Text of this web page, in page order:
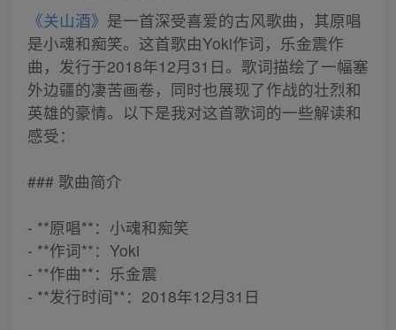
《关山酒》 是一首深受喜爱的古风歌曲，其原唱
是小魂和痴笑。这首歌由Yoki作词，乐金震作
曲，发行于2018年12月31日。歌词描绘了一幅塞
外边疆的凄苦画卷，同时也展现了作战的壮烈和
英雄的豪情。以下是我对这首歌词的一些解读和
感受：
### 歌曲简介
- **原唱**：小魂和痴笑
- **作词**：Yoki
- **作曲**：乐金震
- **发行时间**：2018年12月31日